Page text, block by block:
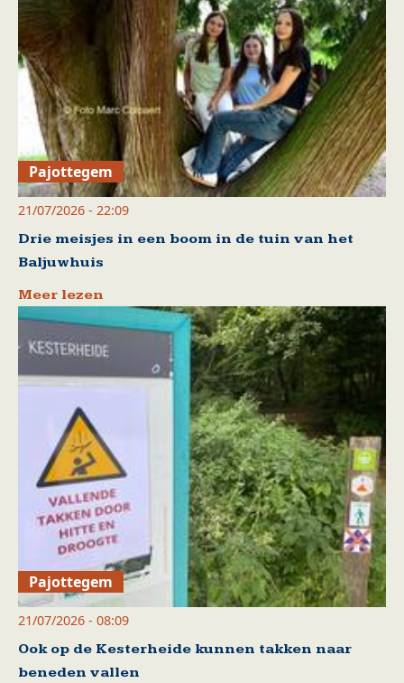
Pajottegem
21/07/2026 - 22:09
Drie meisjes in een boom in de tuin van het
Baljuwhuis
Meer lezen
Pajottegem
21/07/2026 - 08:09
Ook op de Kesterheide kunnen takken naar
beneden vallen